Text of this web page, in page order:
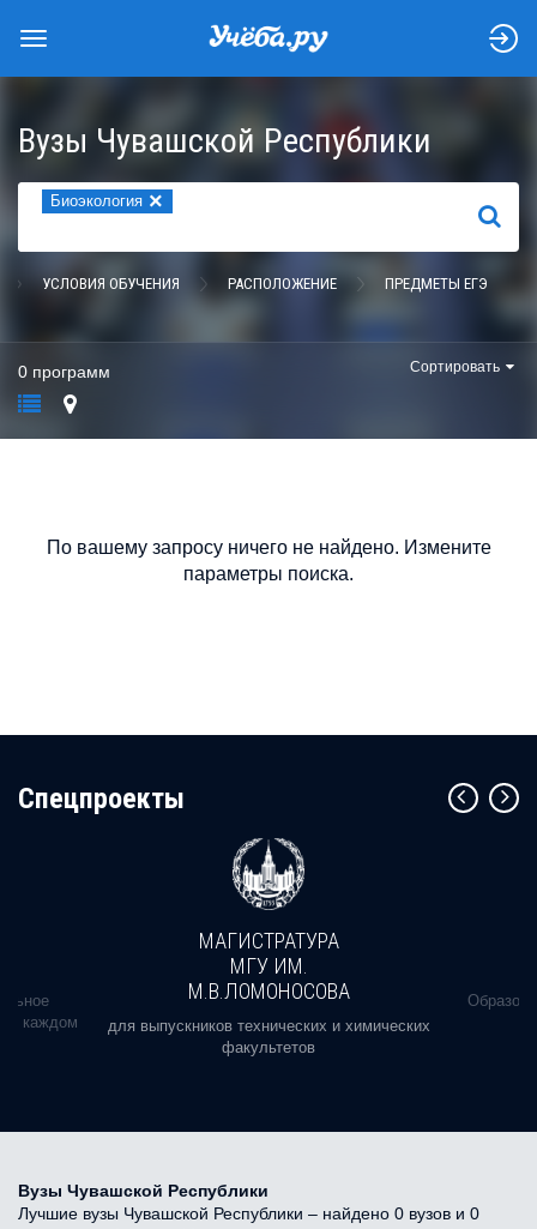
Вузы Чувашской Республики
Биоэкология ×
НАЙТИ
УСЛОВИЯ ОБУЧЕНИЯ РАСПОЛОЖЕНИЕ ПРЕДМЕТЫ ЕГЭ
0 программ Сортировать
По вашему запросу ничего не найдено. Измените
параметры поиска.
Cпецпроекты
в каждом
МАГИСТРАТУРА
МГУ ИМ.
М.В.ЛОМОНОСОВА
для выпускников технических и химических
факультетов
Вузы Чувашской Республики
Лучшие вузы Чувашской Республики – найдено 0 вузов и 0